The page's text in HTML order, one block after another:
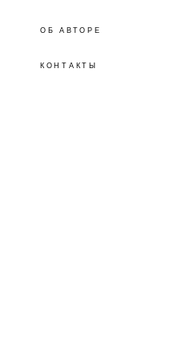
ОБ АВТОРЕ
КОНТАКТЫ